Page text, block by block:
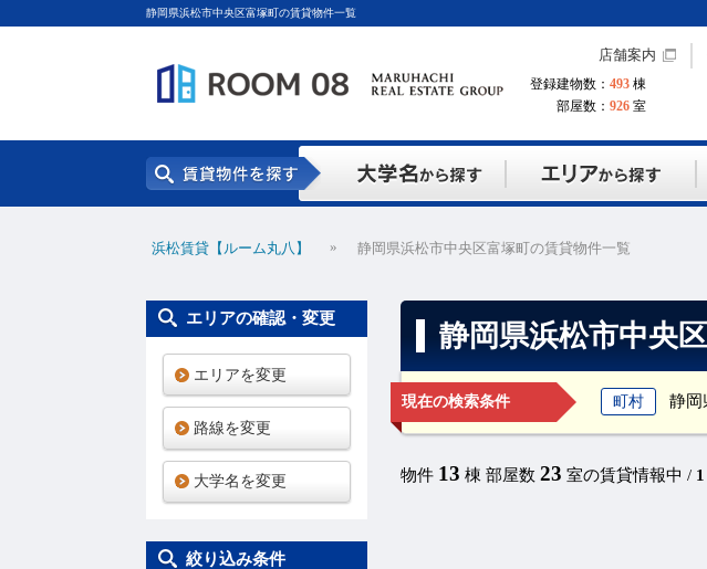
静岡県浜松市中央区富塚町の賃貸物件一覧
登録建物数： 493 棟
部屋数： 926 室
店舗案内
浜松賃貸【ルーム丸八】 » 静岡県浜松市中央区富塚町の賃貸物件一覧
静岡県浜松市中央
現在の検索条件 町村 静岡
物件 13 棟 部屋数 23 室の賃貸情報中 /
エリアの確認・変更
エリアを変更
路線を変更
大学名を変更
絞り込み条件